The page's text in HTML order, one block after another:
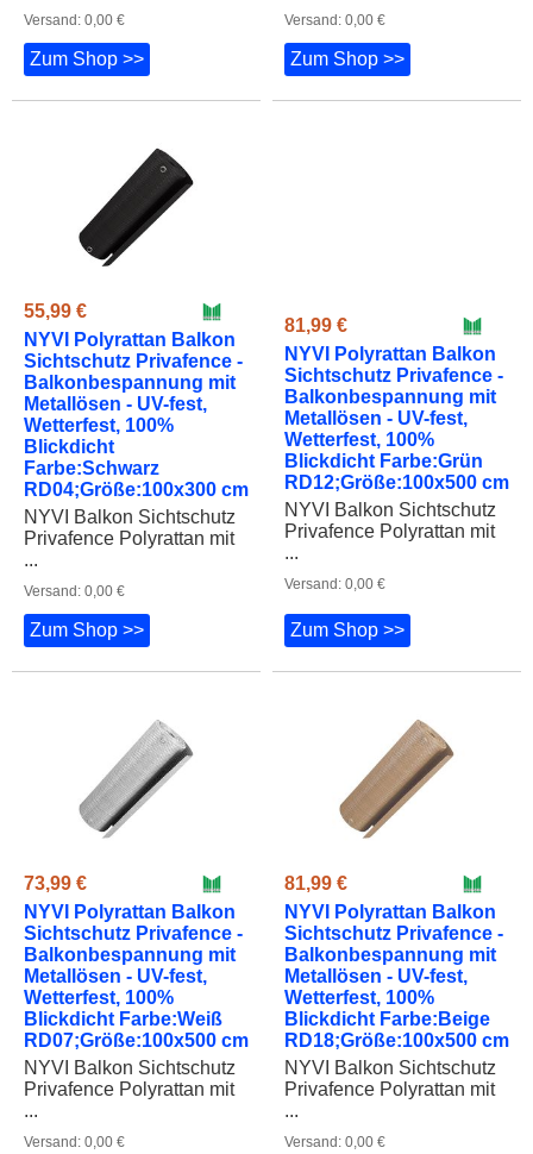
Versand: 0,00 €
Zum Shop >>
Versand: 0,00 €
Zum Shop >>
55,99 €
NYVI Polyrattan Balkon
Sichtschutz Privafence -
Balkonbespannung mit
Metallösen - UV-fest,
Wetterfest, 100%
Blickdicht
Farbe:Schwarz
RD04;Größe:100x300 cm
NYVI Balkon Sichtschutz
Privafence Polyrattan mit
...
Versand: 0,00 €
Zum Shop >>
NYVI Polyrattan Balkon
Sichtschutz Privafence -
Balkonbespannung mit
Metallösen - UV-fest,
Wetterfest, 100%
Blickdicht Farbe:Grün
RD12;Größe:100x500 cm
NYVI Balkon Sichtschutz
Privafence Polyrattan mit
...
Zum Shop >>
73,99 €
NYVI Polyrattan Balkon
Sichtschutz Privafence -
Balkonbespannung mit
Metallösen - UV-fest,
Wetterfest, 100%
Blickdicht Farbe:Weiß
RD07;Größe:100x500 cm
NYVI Balkon Sichtschutz
Privafence Polyrattan mit
...
Versand: 0,00 €
81,99 €
NYVI Polyrattan Balkon
Sichtschutz Privafence -
Balkonbespannung mit
Metallösen - UV-fest,
Wetterfest, 100%
Blickdicht Farbe:Beige
RD18;Größe:100x500 cm
NYVI Balkon Sichtschutz
Privafence Polyrattan mit
...
Versand: 0,00 €